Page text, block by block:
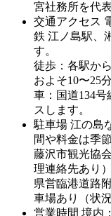
宮社務所を代
交通アクセス
鉄 江ノ島駅、
す。
徒歩：各駅か
およそ10〜25
車：国道134
スします。
駐車場 江の島
間や料金は季
藤沢市観光協
理連絡先あり）
県営臨港道路
車場あり（状
営業時間 境内